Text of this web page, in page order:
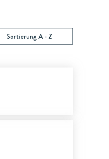
Sortierung A - Z